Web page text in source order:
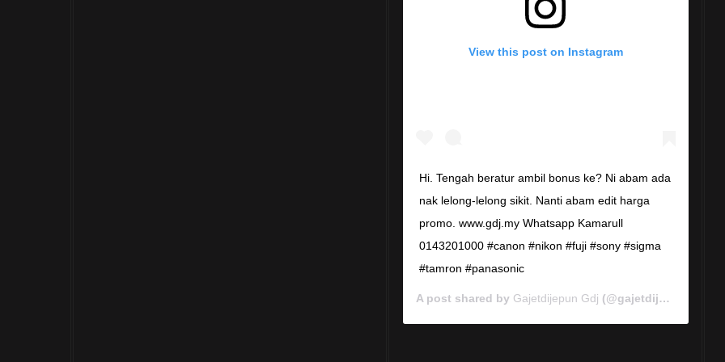
View this post on Instagram
Hi. Tengah beratur ambil bonus ke? Ni abam ada
nak lelong-lelong sikit. Nanti abam edit harga
promo. www.gdj.my Whatsapp Kamarull
0143201000 #canon #nikon #fuji #sony #sigma
#tamron #panasonic
A post shared by Gajetdijepun Gdj (@gajetdijepun) on